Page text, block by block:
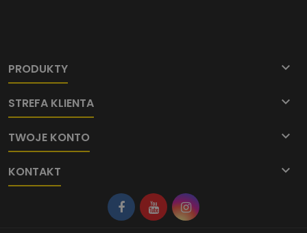
PRODUKTY 
STREFA KLIENTA 
TWOJE KONTO 
KONTAKT 